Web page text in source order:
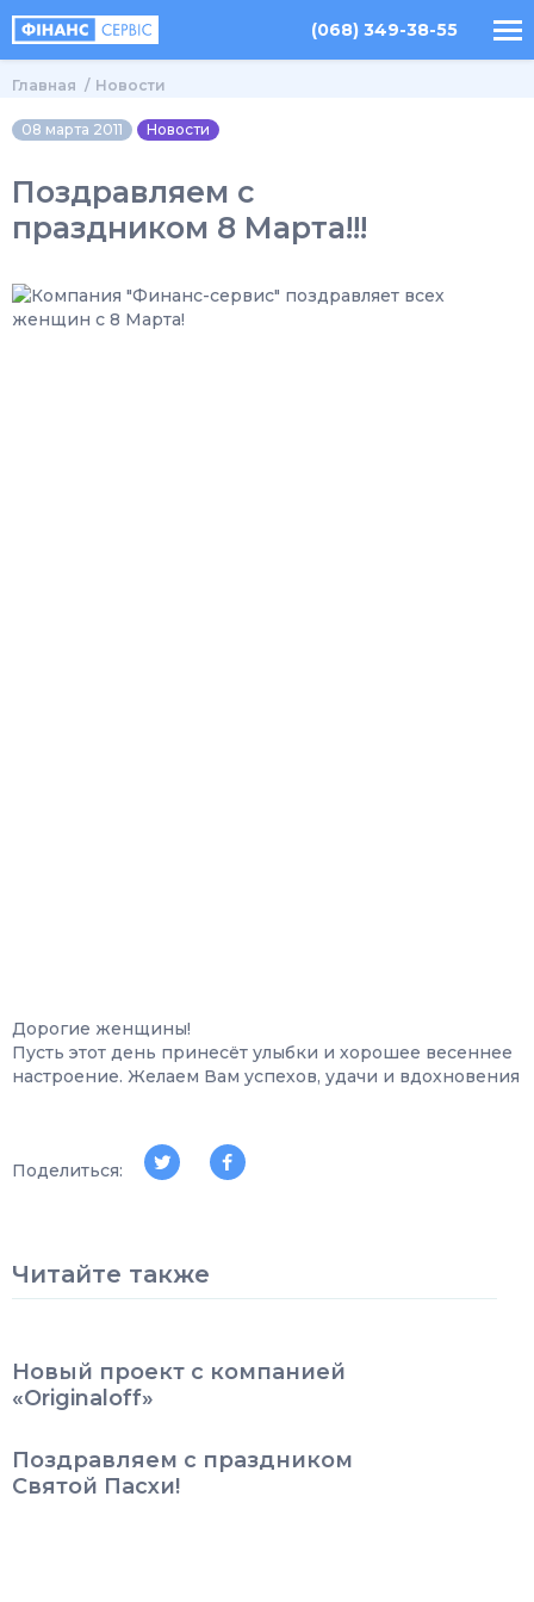
(068) 349-38-55
Главная Новости
08 марта 2011 Новости
Поздравляем с
праздником 8 Марта!!!
Дорогие женщины!
Пусть этот день принесёт улыбки и хорошее весеннее
настроение. Желаем Вам успехов, удачи и вдохновения
Поделиться:
Читайте также
Новый проект с компанией
«Originaloff»
Поздравляем с праздником
Святой Пасхи!